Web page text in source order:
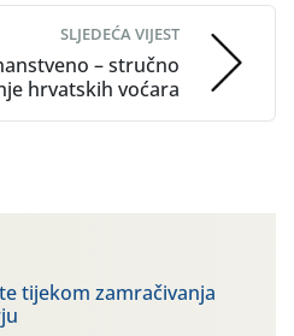
SLJEDEĆA VIJEST
– stručno
hrvatskih voćara
tijekom zamračivanja